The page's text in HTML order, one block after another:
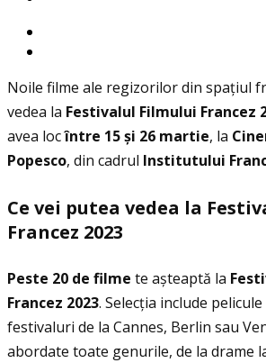
Noile filme ale regizorilor din spaţiul
vedea la Festivalul Filmului Francez
avea locîntre 15și 26 martie, la
Popesco, din cadrul Institutului
Ce vei putea vedea la
Francez 2023
Peste 20 de filme te așteaptă la
Francez 2023. Selecţia include
festivaluri de la Cannes, Berlin sau
abordate toate genurile, de la drame